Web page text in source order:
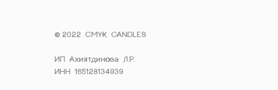
© 2022 CMYK CANDLES
ИП Ахиятдинова Л.Р.
ИНН 165128134939